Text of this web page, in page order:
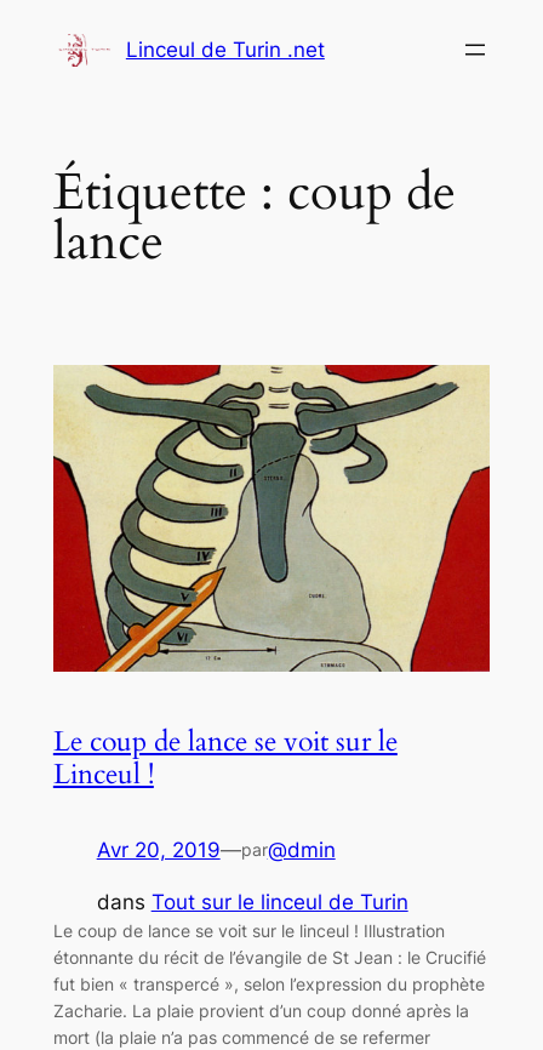
Linceul de Turin .net
Étiquette : coup de
lance
Le coup de lance se voit sur le
Linceul !
Avr 20, 2019—par@dmin
dans Tout sur le linceul de Turin
Le coup de lance se voit sur le linceul ! Illustration
étonnante du récit de l’évangile de St Jean : le Crucifié
fut bien « transpercé », selon l’expression du prophète
Zacharie. La plaie provient d’un coup donné après la
mort (la plaie n’a pas commencé de se refermer